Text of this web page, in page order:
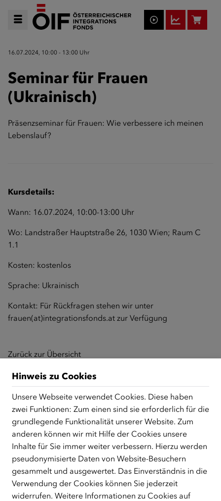
16.07.2024, 10:00 - 13:00 Uhr
Seminar für Frauen
(Ukrainisch)
Präsenzseminar für Frauen: Wie verbessere ich meinen
Lebenslauf?
Kursdetails:
Wann: 16.07.2024, 10:00-13:00 Uhr
Wo: Landstraßer Hauptstraße 26, 1030 Wien; Raum C
1.1
Kosten: kostenlos
Sprache: Ukrainisch
Kontakt: Für Rückfragen stehen wir unter
frauen(at)integrationsfonds.at zur Verfügung
Zurück zur Übersicht
ÜBER UNS
Der Österreichische Integrationsfonds (ÖIF) ist ein Fonds der
Republik Österreich, der Flüchtlinge, subsidiär
Schutzberechtigte, Vertriebene sowie Zuwander/innen als
zentrale Anlaufstelle bei der Integration in Österreich
unterstützt.mehr
FacebookYouTubeInstagramLinkedIn
Hinweis zu Cookies
Unsere Webseite verwendet Cookies. Diese haben
zwei Funktionen: Zum einen sind sie erforderlich für die
grundlegende Funktionalität unserer Website. Zum
anderen können wir mit Hilfe der Cookies unsere
Inhalte für Sie immer weiter verbessern. Hierzu werden
pseudonymisierte Daten von Website-Besuchern
gesammelt und ausgewertet. Das Einverständnis in die
Verwendung der Cookies können Sie jederzeit
widerrufen. Weitere Informationen zu Cookies auf